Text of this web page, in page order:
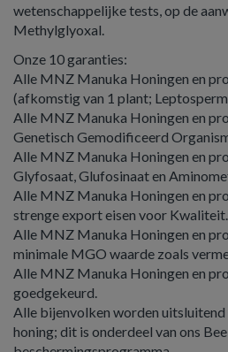
wetenschappelijke tests, op de
Methylglyoxal.
Onze 10 garanties:
Alle MNZ Manuka Honingen en
(afkomstig van 1 plant;
Alle MNZ Manuka Honingen en
Genetisch Gemodificeerd
Alle MNZ Manuka Honingen en
Glyfosaat, Glufosinaat en
Alle MNZ Manuka Honingen en
strenge export eisen voor Kwaliteit.
Alle MNZ Manuka Honingen en
minimale MGO waarde zoals
Alle MNZ Manuka Honingen en
goedgekeurd.
Alle bijenvolken worden uitsluitend
honing; dit is onderdeel van ons